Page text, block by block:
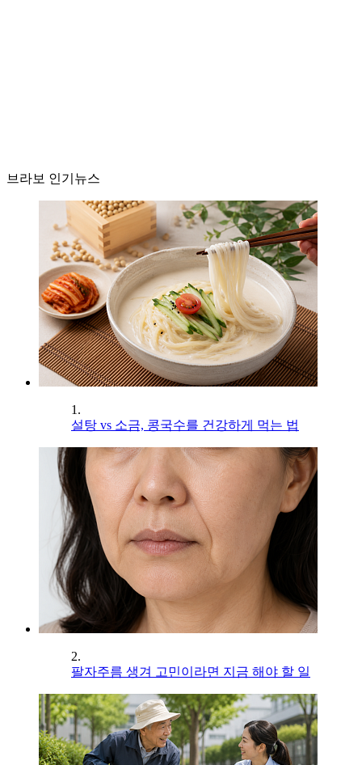
브라보 인기뉴스
1.
설탕 vs 소금, 콩국수를 건강하게 먹는 법
2.
팔자주름 생겨 고민이라면 지금 해야 할 일